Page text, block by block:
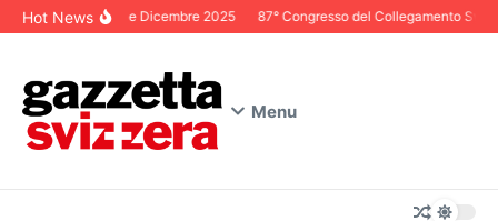
Salta al contenuto
Hot NewsEditoriale Dicembre 2025 87° Congresso del Collegamento
Menu